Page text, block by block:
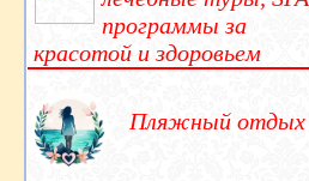
программы за
красотой и здоровьем
Пляжный отдых